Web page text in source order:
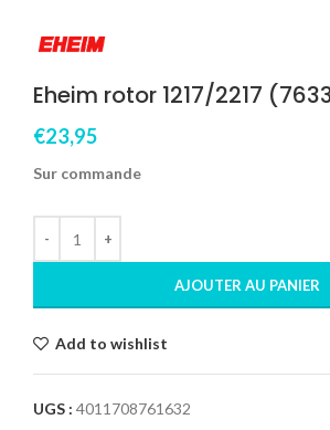
Eheim rotor 1217/2217
€23,95
Sur commande
AJOUTER AU PANIER
Add to wishlist
UGS : 4011708761632